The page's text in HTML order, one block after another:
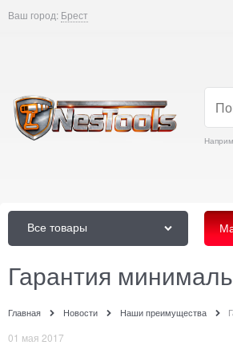
Ваш город: Брест
Все товары
Гарантия
Главная Новости Наши преимущества
01 мая 2017